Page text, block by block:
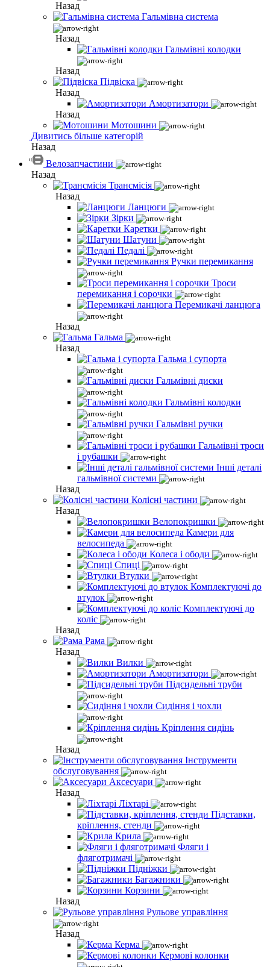
Назад
Гальмівна система
Назад
Гальмівні колодки
Назад
Підвіска
Назад
Амортизатори
Назад
Мотошини
Дивитись більше категорій
Назад
Велозапчастини
Назад
Трансмісія
Назад
Ланцюги
Зірки
Каретки
Шатуни
Педалі
Ручки перемикання
Троси
перемикання і сорочки
Перемикачі ланцюга
Назад
Гальма
Назад
Гальма і супорта
Гальмівні диски
Гальмівні колодки
Гальмівні ручки
Гальмівні троси
і рубашки
Інші деталі
гальмівної системи
Назад
Колісні частини
Назад
Велопокришки
Камери для
велосипеда
Колеса і ободи
Спиці
Втулки
Комплектуючі до
втулок
Комплектуючі до
коліс
Назад
Рама
Назад
Вилки
Амортизатори
Підсидельні труби
Сидіння і чохли
Кріплення сидінь
Назад
Інструменти
обслуговування
Аксесуари
Назад
Ліхтарі
Підставки,
кріплення, стенди
Крила
Фляги і
фляготримачі
Підніжки
Багажники
Корзини
Назад
Рульове управління
Назад
Керма
Кермові колонки